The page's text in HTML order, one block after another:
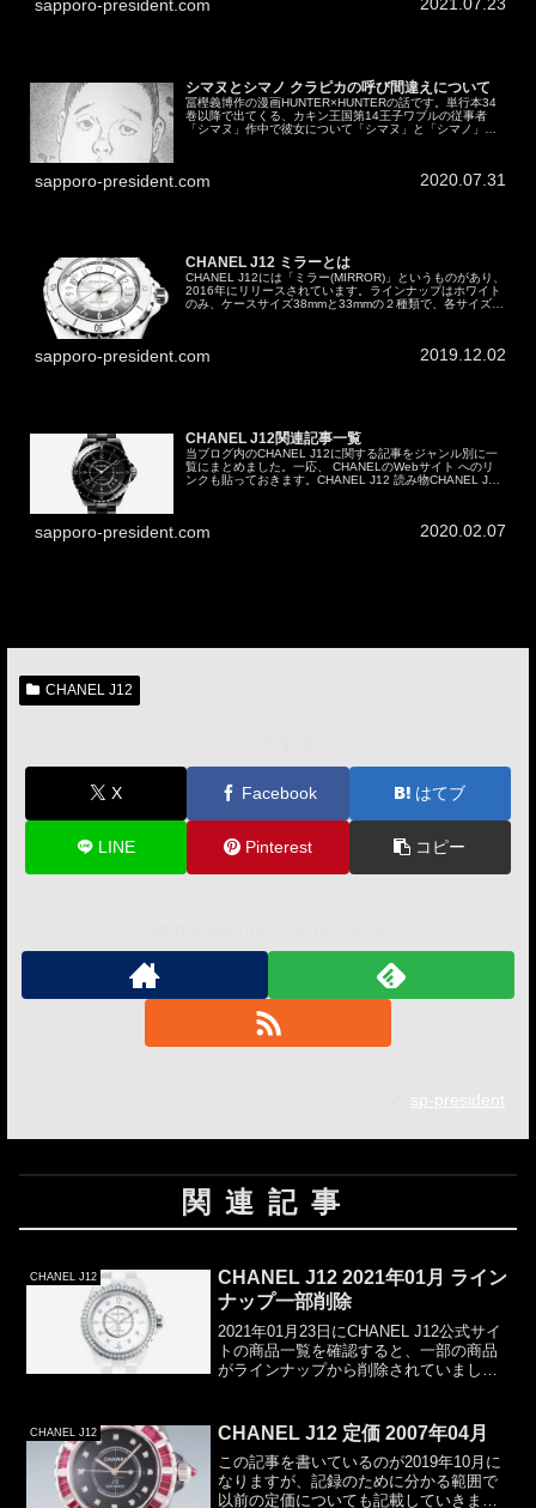
sapporo-president.com 2021.07.23
シマヌとシマノ クラピカの呼び間違えについて
冨樫義博作の漫画HUNTER×HUNTERの話です。単行本34
巻以降で出てくる、カキン王国第14王子ワブルの従事者
「シマヌ」作中で彼女について「シマヌ」と「シマノ」と
sapporo-president.com 2020.07.31
CHANEL J12 ミラーとは
CHANEL J12には「ミラー(MIRROR)」というものがあり、
2016年にリリースされています。ラインナップはホワイト
のみ、ケースサイズ38mmと33mmの２種類で、各サイズ
sapporo-president.com 2019.12.02
CHANEL J12関連記事一覧
当ブログ内のCHANEL J12に関する記事をジャンル別に一
覧にまとめました。一応、 CHANELのWebサイト へのリ
ンクも貼っておきます。CHANEL J12 読み物CHANEL J12
sapporo-president.com 2020.02.07
CHANEL J12
X Facebook はてブ
LINE Pinterest コピー
sp-president
関連記事
CHANEL J12
CHANEL J12 2021年01月 ライン
ナップ一部削除
2021年01月23日にCHANEL J12公式サイ
トの商品一覧を確認すると、一部の商品
がラインナップから削除されていまし
月17日には50あった...
CHANEL J12 CHANEL J12 定価 2007年04月
この記事を書いているのが2019年10月に
なりますが、記録のために分かる範囲で
以前の定価についても記載していきま